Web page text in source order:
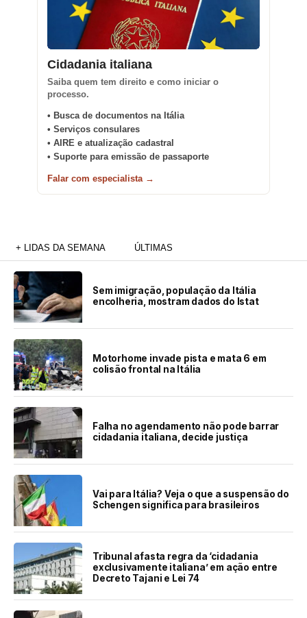
Cidadania italiana
Saiba quem tem direito e como iniciar o
processo.
• Busca de documentos na Itália
• Serviços consulares
• AIRE e atualização cadastral
• Suporte para emissão de passaporte
Falar com especialista →
+ LIDAS DA SEMANA ÚLTIMAS
Sem imigração, população da Itália
encolheria, mostram dados do Istat
Motorhome invade pista e mata 6 em
colisão frontal na Itália
Falha no agendamento não pode barrar
cidadania italiana, decide justiça
Vai para Itália? Veja o que a suspensão do
Schengen significa para brasileiros
Tribunal afasta regra da ‘cidadania
exclusivamente italiana’ em ação entre
Decreto Tajani e Lei 74